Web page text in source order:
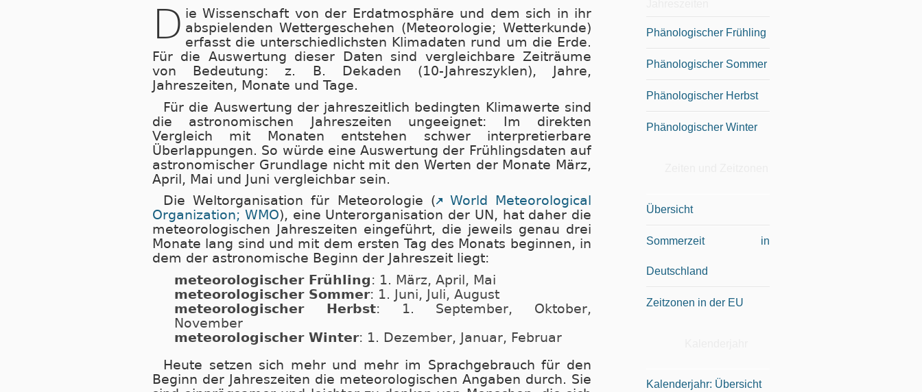
D ie Wissenschaft von der Erdatmosphäre und dem sich in ihr
abspielenden Wettergeschehen (Meteorologie; Wetterkunde)
erfasst die unterschiedlichsten Klimadaten rund um die Erde.
Für die Auswertung dieser Daten sind vergleichbare Zeiträume
von Bedeutung: z. B. Dekaden (10-Jahreszyklen), Jahre,
Jahreszeiten, Monate und Tage.
Für die Auswertung der jahreszeitlich bedingten Klimawerte sind
die astronomischen Jahreszeiten ungeeignet: Im direkten
Vergleich mit Monaten entstehen schwer interpretierbare
Überlappungen. So würde eine Auswertung der Frühlingsdaten auf
astronomischer Grundlage nicht mit den Werten der Monate März,
April, Mai und Juni vergleichbar sein.
Die Weltorganisation für Meteorologie ( World Meteorological
Organization; WMO), eine Unterorganisation der UN, hat daher die
meteorologischen Jahreszeiten eingeführt, die jeweils genau drei
Monate lang sind und mit dem ersten Tag des Monats beginnen, in
dem der astronomische Beginn der Jahreszeit liegt:
meteorologischer Frühling: 1. März, April, Mai
meteorologischer Sommer: 1. Juni, Juli, August
meteorologischer Herbst: 1. September, Oktober,
November
meteorologischer Winter: 1. Dezember, Januar, Februar
Heute setzen sich mehr und mehr im Sprachgebrauch für den
Beginn der Jahreszeiten die meteorologischen Angaben durch. Sie
Phänologischer Frühling
Phänologischer Sommer
Phänologischer Herbst
Phänologischer Winter
Übersicht
Sommerzeit in
Deutschland
Zeitzonen in der EU
Kalenderjahr: Übersicht